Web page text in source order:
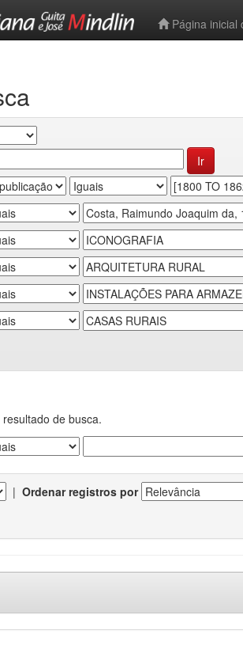
Página inicial
de busca.
| Ordenar registros por